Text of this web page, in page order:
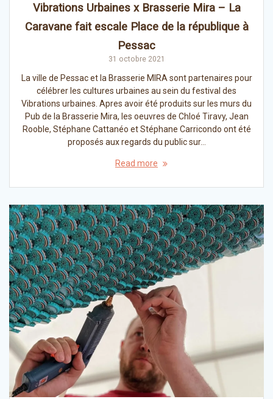
Vibrations Urbaines x Brasserie Mira – La
Caravane fait escale Place de la république à
Pessac
31 octobre 2021
La ville de Pessac et la Brasserie MIRA sont partenaires pour
célébrer les cultures urbaines au sein du festival des
Vibrations urbaines. Apres avoir été produits sur les murs du
Pub de la Brasserie Mira, les oeuvres de Chloé Tiravy, Jean
Rooble, Stéphane Cattanéo et Stéphane Carricondo ont été
proposés aux regards du public sur…
Read more